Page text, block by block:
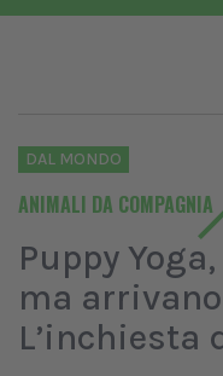
DAL MONDO
ANIMALI DA COMPAGNIA
Puppy
ma
L’inchiesta